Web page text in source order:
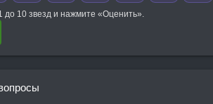
до 10 звезд и нажмите «Оценить».